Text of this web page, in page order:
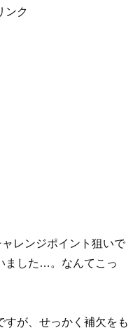
ンク
レンジポイント狙いで
ました…。なんてこっ
すが、せっかく補欠をも